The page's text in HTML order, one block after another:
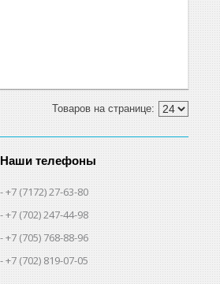
Наши телефоны
+7 (7172) 27-63-80
+7 (702) 247-44-98
+7 (705) 768-88-96
+7 (702) 819-07-05